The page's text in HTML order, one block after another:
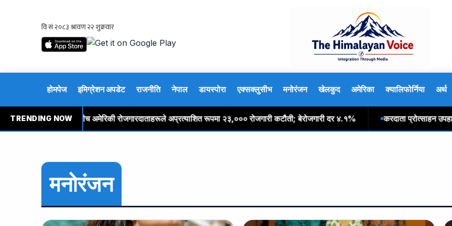
होमपेज इमिग्रेशन अपडेट राजनीति नेपाल डायस्पोरा एक्सक्लुसीभ मनोरंजन खेलकुद अमेरिका क्यालिफोर्निया अर्थ
TRENDING NOW
इरान युद्धको दबाबका बीच अमेरिकी रोजगारदाताहरूले अप्रत्याशित रूपमा २३,००० रोजगारी कटौती; बेरोजगारी दर ४.१% करदाता प्रोत्साहन उपहार:
मनोरंजन